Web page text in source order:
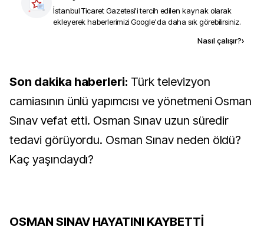
İstanbul Ticaret Gazetesi'i tercih edilen kaynak olarak
ekleyerek haberlerimizi Google'da daha sık görebilirsiniz.
Nasıl çalışır?›
Son dakika haberleri: Türk televizyon
camiasının ünlü yapımcısı ve yönetmeni Osman
Sınav vefat etti. Osman Sınav uzun süredir
tedavi görüyordu. Osman Sınav neden öldü?
Kaç yaşındaydı?
OSMAN SINAV HAYATINI KAYBETTİ